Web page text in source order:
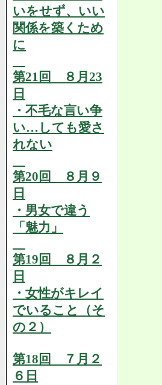
いをせず、いい
関係を築くため
に
第21回 ８月23
日
・不毛な言い争
い…しても愛さ
れない
第20回 ８月９
日
・男女で違う
「魅力」
第19回 ８月２
日
・女性がキレイ
でいること（そ
の２）
第18回 ７月２
６日